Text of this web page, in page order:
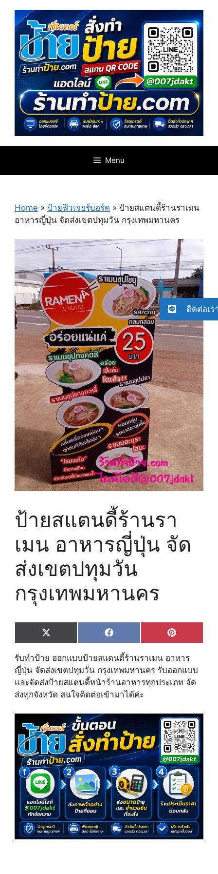
content
Menu
Home » ป้ายฟิวเจอร์บอร์ด » ป้ายสแตนดี้ร้านราเมน
อาหารญี่ปุ่น จัดส่ง​เขตปทุมวัน​ กรุงเทพมหานคร​
ป้ายสแตนดี้ร้านรา
เมน อาหารญี่ปุ่น จัด
ส่ง​เขตปทุมวัน​
กรุงเทพมหานคร​
Share
on
X
(
w
i
t
t
e
Share
on
F
a
e
b
o
k
Share
on
P
i
t
e
e
รับทำป้าย ออกแบบป้ายสแตนดี้ร้านราเมน อาหาร
ญี่ปุ่น จัดส่ง​เขตปทุมวัน​ กรุงเทพมหานคร​ รับออกแบบ
และจัดส่งป้ายสแตนดี้หน้าร้านอาหารทุกประเภท​ จัด
ส่งทุกจังหวัด​ สนใจติดต่อเข้ามาได้ค่ะ​
ติดต่อเร